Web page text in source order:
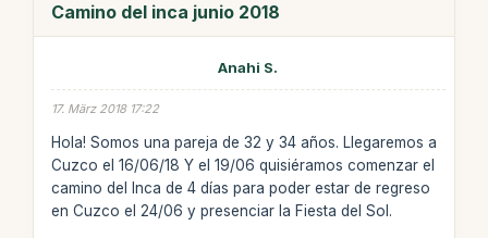
Camino del inca junio 2018
Anahi S.
17. März 2018 17:22
Hola! Somos una pareja de 32 y 34 años. Llegaremos a
Cuzco el 16/06/18 Y el 19/06 quisiéramos comenzar el
camino del Inca de 4 días para poder estar de regreso
en Cuzco el 24/06 y presenciar la Fiesta del Sol.